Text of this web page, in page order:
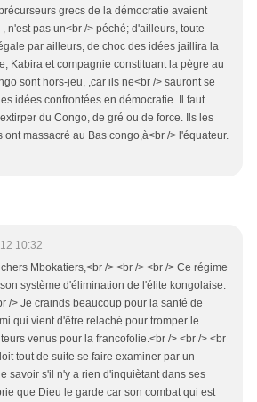
grecs de la démocratie avaient
n'est pas un<br /> péché; d'ailleurs, toute
par ailleurs, de choc des idées jaillira la
Kabira et compagnie constituant la pègre au
sont hors-jeu, ,car ils ne<br /> sauront se
idées confrontées en démocratie. Il faut
du Congo, de gré ou de force. Ils les
ont massacré au Bas congo,à<br /> l'équateur.
10:32
Mbokatiers,<br /> <br /> <br /> Ce régime
système d'élimination de l'élite kongolaise.
/> Je crainds beaucoup pour la santé de
qui vient d'être relaché pour tromper le
venus pour la francofolie.<br /> <br /> <br
tout de suite se faire examiner par un
savoir s'il n'y a rien d'inquiètant dans ses
que Dieu le garde car son combat qui est